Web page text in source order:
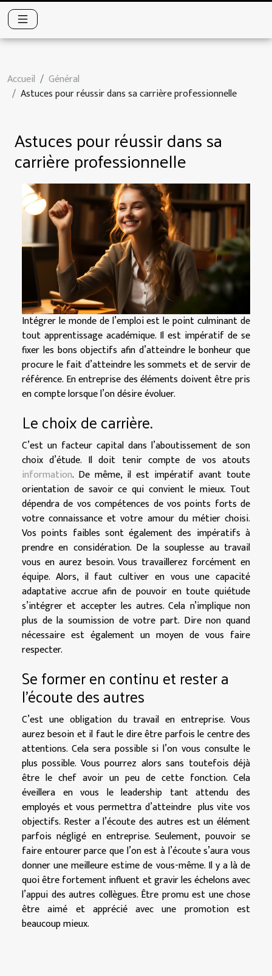
Accueil
Général
Astuces pour réussir dans sa carrière professionnelle
Astuces pour réussir dans sa
carrière professionnelle
Intégrer le monde de l’emploi est le point culminant de
tout apprentissage académique. Il est impératif de se
fixer les bons objectifs afin d’atteindre le bonheur que
procure le fait d’atteindre les sommets et de servir de
référence. En entreprise des éléments doivent être pris
en compte lorsque l’on désire évoluer.
Le choix de carrière.
C’est un facteur capital dans l’aboutissement de son
choix d’étude. Il doit tenir compte de vos atouts
information. De même, il est impératif avant toute
orientation de savoir ce qui convient le mieux. Tout
dépendra de vos compétences de vos points forts de
votre connaissance et votre amour du métier choisi.
Vos points faibles sont également des impératifs à
prendre en considération. De la souplesse au travail
vous en aurez besoin. Vous travaillerez forcément en
équipe. Alors, il faut cultiver en vous une capacité
adaptative accrue afin de pouvoir en toute quiétude
s’intégrer et accepter les autres. Cela n’implique non
plus de la soumission de votre part. Dire non quand
nécessaire est également un moyen de vous faire
respecter.
Se former en continu et rester a
l’écoute des autres
C’est une obligation du travail en entreprise. Vous
aurez besoin et il faut le dire être parfois le centre des
attentions. Cela sera possible si l’on vous consulte le
plus possible. Vous pourrez alors sans toutefois déjà
être le chef avoir un peu de cette fonction. Cela
éveillera en vous le leadership tant attendu des
employés et vous permettra d’atteindre plus vite vos
objectifs. Rester a l’écoute des autres est un élément
parfois négligé en entreprise. Seulement, pouvoir se
faire entourer parce que l’on est à l’écoute s’aura vous
donner une meilleure estime de vous-même. Il y a là de
quoi être fortement influent et gravir les échelons avec
l’appui des autres collègues. Être promu est une chose
être aimé et apprécié avec une promotion est
beaucoup mieux.